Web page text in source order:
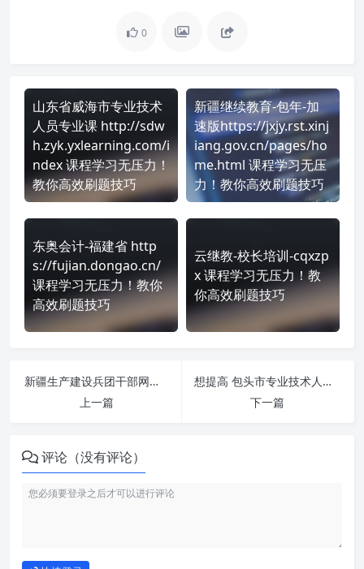
0
山东省威海市专业技术
人员专业课 http://sdw
h.zyk.yxlearning.com/i
ndex 课程学习无压力！
教你高效刷题技巧
新疆继续教育-包年-加
速版https://jxjy.rst.xinj
iang.gov.cn/pages/ho
me.html 课程学习无压
力！教你高效刷题技巧
东奥会计-福建省 http
s://fujian.dongao.cn/
课程学习无压力！教你
高效刷题技巧
云继教-校长培训-cqxzp
x 课程学习无压力！教
你高效刷题技巧
新疆生产建设兵团干部网络学院-专题班 https://xjbt.gwypx.com.cn/ 课程学习无压力！教你高效刷题技巧
上一篇
想提高 包头市专业技术人员在线培训 http://baotouzj.chinahrt.com/ 刷课效率？看看这些实用技巧
下一篇
评论（没有评论）